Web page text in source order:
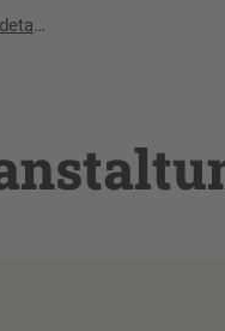
Veranstaltungsdetails